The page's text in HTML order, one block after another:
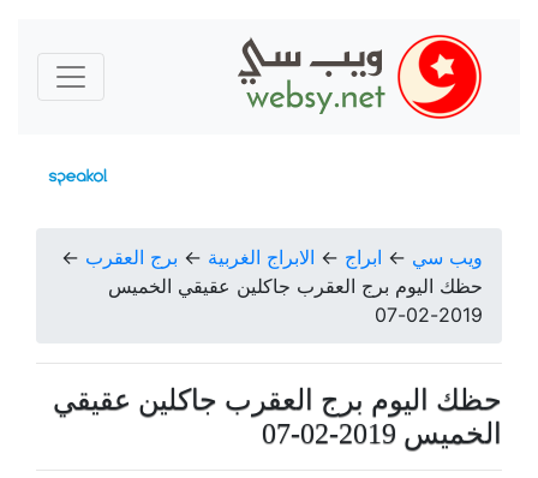
ويب سي ← ابراج ← الابراج الغربية ← برج العقرب ←
حظك اليوم برج العقرب جاكلين عقيقي الخميس
2019-02-07
حظك اليوم برج العقرب جاكلين عقيقي
الخميس 2019-02-07